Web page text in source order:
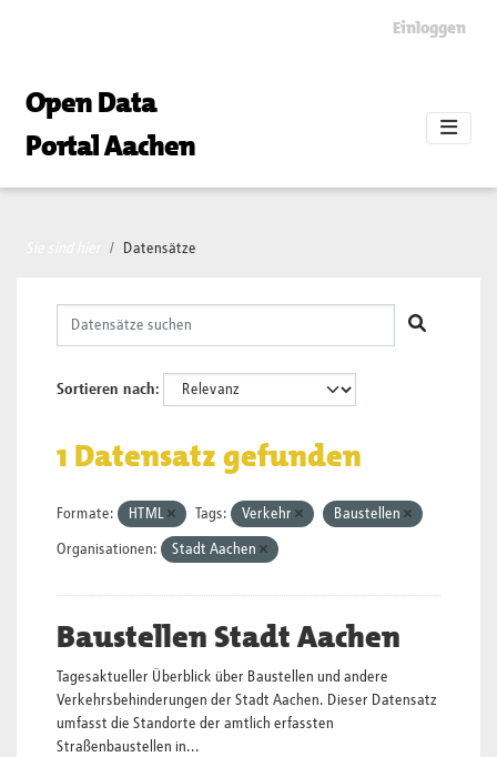
Einloggen
Open Data
Portal Aachen
Datensätze
Sortieren nach
1 Datensatz gefunden
Formate: HTML Tags: Verkehr Baustellen
Organisationen: Stadt Aachen
Baustellen Stadt Aachen
Tagesaktueller Überblick über Baustellen und andere
Verkehrsbehinderungen der Stadt Aachen. Dieser Datensatz
umfasst die Standorte der amtlich erfassten
Straßenbaustellen in...